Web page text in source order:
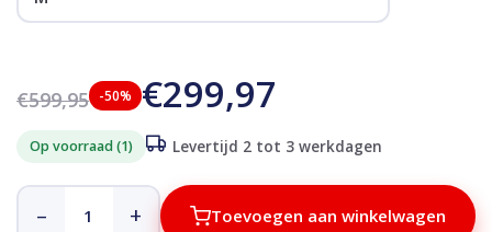
€599,95 -50% €299,97
Op voorraad (1) Levertijd 2 tot 3 werkdagen
– + Toevoegen aan winkelwagen